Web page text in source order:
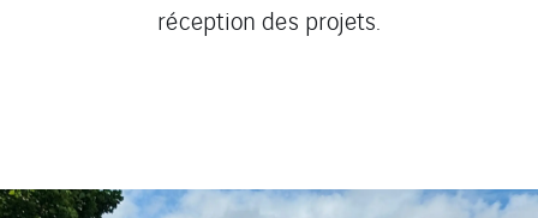
réception des projets.